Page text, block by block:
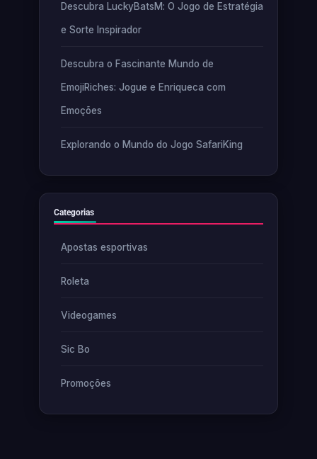
Descubra LuckyBatsM: O Jogo de Estratégia
e Sorte Inspirador
Descubra o Fascinante Mundo de
EmojiRiches: Jogue e Enriqueca com
Emoções
Explorando o Mundo do Jogo SafariKing
Categorias
Apostas esportivas
Roleta
Videogames
Sic Bo
Promoções